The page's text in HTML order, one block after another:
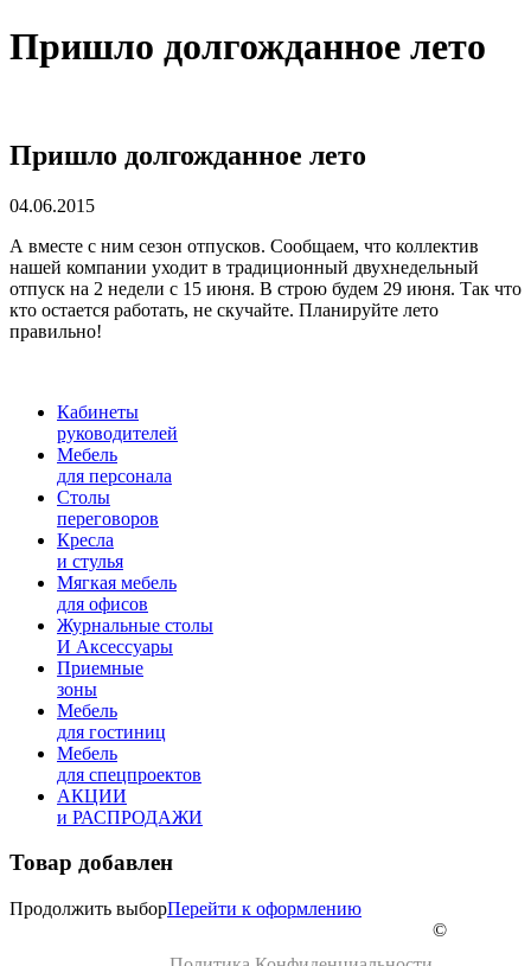
Пришло долгожданное лето
Пришло долгожданное лето
04.06.2015
А вместе с ним сезон отпусков. Сообщаем, что коллектив
нашей компании уходит в традиционный двухнедельный
отпуск на 2 недели с 15 июня. В строю будем 29 июня. Так что
кто остается работать, не скучайте. Планируйте лето
правильно!
Кабинеты
руководителей
Мебель
для персонала
Столы
переговоров
Кресла
и стулья
Мягкая мебель
для офисов
Журнальные столы
И Аксессуары
Приемные
зоны
Мебель
для гостиниц
Мебель
для cпецпроектов
АКЦИИ
и РАСПРОДАЖИ
Товар добавлен
Продолжить выборПерейти к оформлению
©